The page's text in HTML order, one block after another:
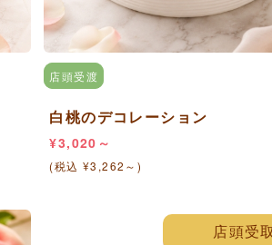
店頭受渡
白桃のデコレーション
¥3,020～
(税込 ¥3,262～)
店頭受